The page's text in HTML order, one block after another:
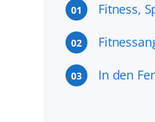
01 Fitness,
02
03 In den